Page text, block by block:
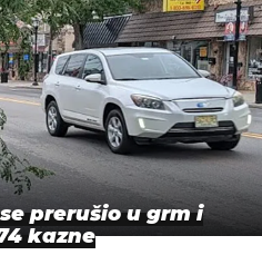
prerušio u grm i
kazne